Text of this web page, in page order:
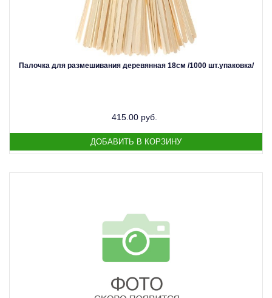
Палочка для размешивания деревянная 18см /1000 шт.упаковка/
415.00 руб.